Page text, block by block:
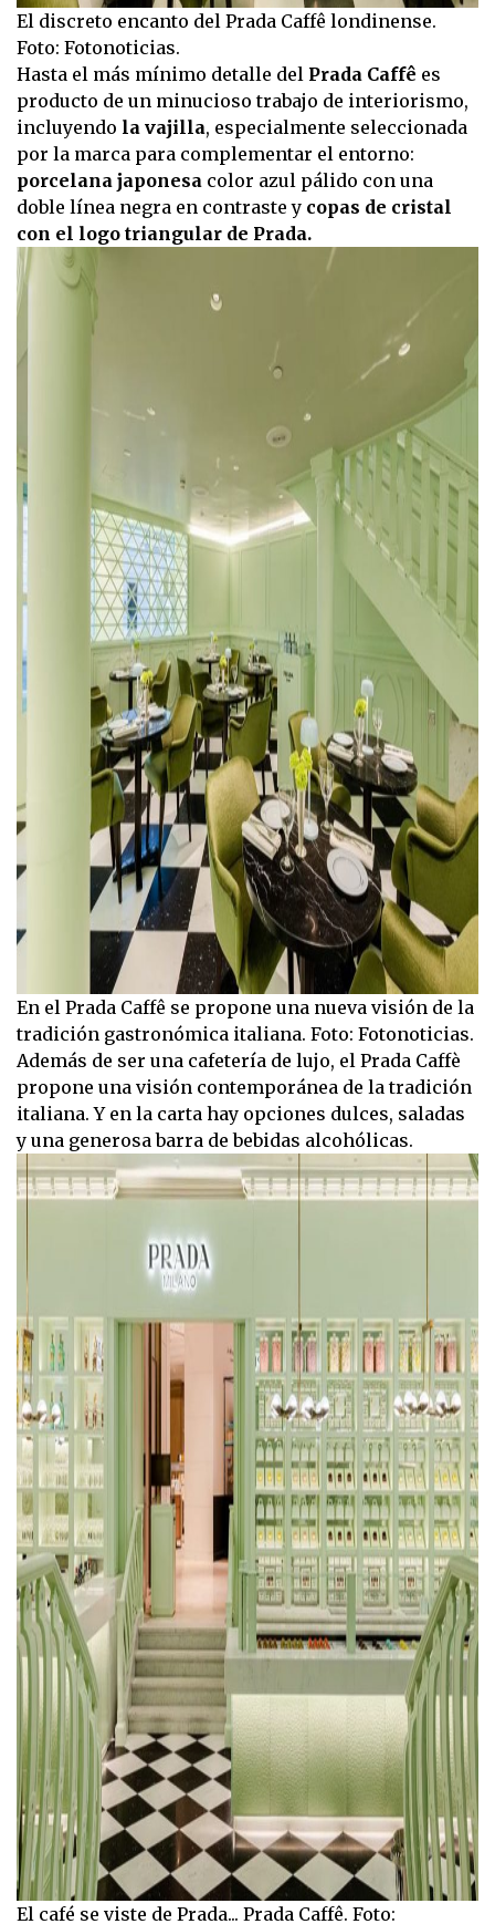
El discreto encanto del Prada Caffê londinense.
Foto: Fotonoticias.
Hasta el más mínimo detalle del Prada Caffê es
producto de un minucioso trabajo de interiorismo,
incluyendo la vajilla, especialmente seleccionada
por la marca para complementar el entorno:
porcelana japonesa color azul pálido con una
doble línea negra en contraste y copas de cristal
con el logo triangular de Prada.
En el Prada Caffê se propone una nueva visión de la
tradición gastronómica italiana. Foto: Fotonoticias.
Además de ser una cafetería de lujo, el Prada Caffè
propone una visión contemporánea de la tradición
italiana. Y en la carta hay opciones dulces, saladas
y una generosa barra de bebidas alcohólicas.
El café se viste de Prada... Prada Caffê. Foto: